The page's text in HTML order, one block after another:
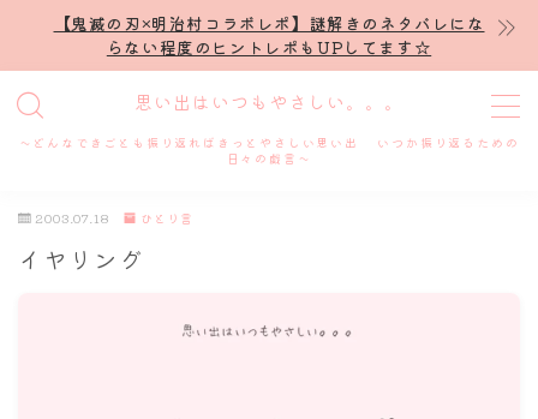
【鬼滅の刃×明治村コラボレポ】謎解きのネタバレにな
らない程度のヒントレポもUPしてます☆
思い出はいつもやさしい。。。
～どんなできごとも振り返ればきっとやさしい思い出 いつか振り返るための
日々の戯言～
MENU
プロフィール
2003.07.18 ひとり言
イヤリング